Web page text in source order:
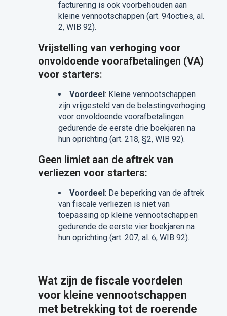
facturering is ook voorbehouden aan
kleine vennootschappen (art. 94octies, al.
2, WIB 92).
Vrijstelling van verhoging voor
onvoldoende voorafbetalingen (VA)
voor starters:
Voordeel: Kleine vennootschappen
zijn vrijgesteld van de belastingverhoging
voor onvoldoende voorafbetalingen
gedurende de eerste drie boekjaren na
hun oprichting (art. 218, §2, WIB 92).
Geen limiet aan de aftrek van
verliezen voor starters:
Voordeel: De beperking van de aftrek
van fiscale verliezen is niet van
toepassing op kleine vennootschappen
gedurende de eerste vier boekjaren na
hun oprichting (art. 207, al. 6, WIB 92).
Wat zijn de fiscale voordelen
voor kleine vennootschappen
met betrekking tot de roerende